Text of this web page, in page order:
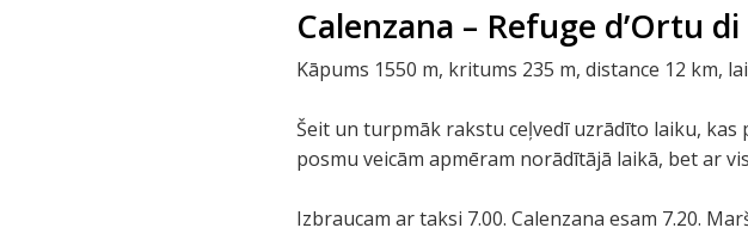
Calenzana – Refuge d’Ortu
Kāpums 1550 m, kritums 235 m, distance 12 km,
Šeit un turpmāk rakstu ceļvedī uzrādīto laiku, kas
posmu veicām apmēram norādītājā laikā, bet ar
Izbraucam ar taksi 7.00. Calenzana esam 7.20.